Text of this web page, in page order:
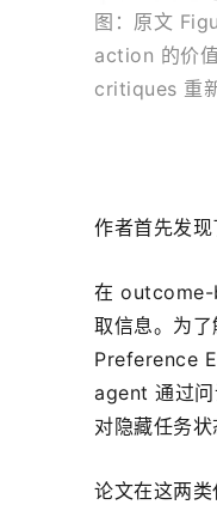
图：原文
action 的价
critiques 重
作者首先发现
在 outcome-
取信息。为
Preference
agent 通过问
对隐藏任务
论文在这两类